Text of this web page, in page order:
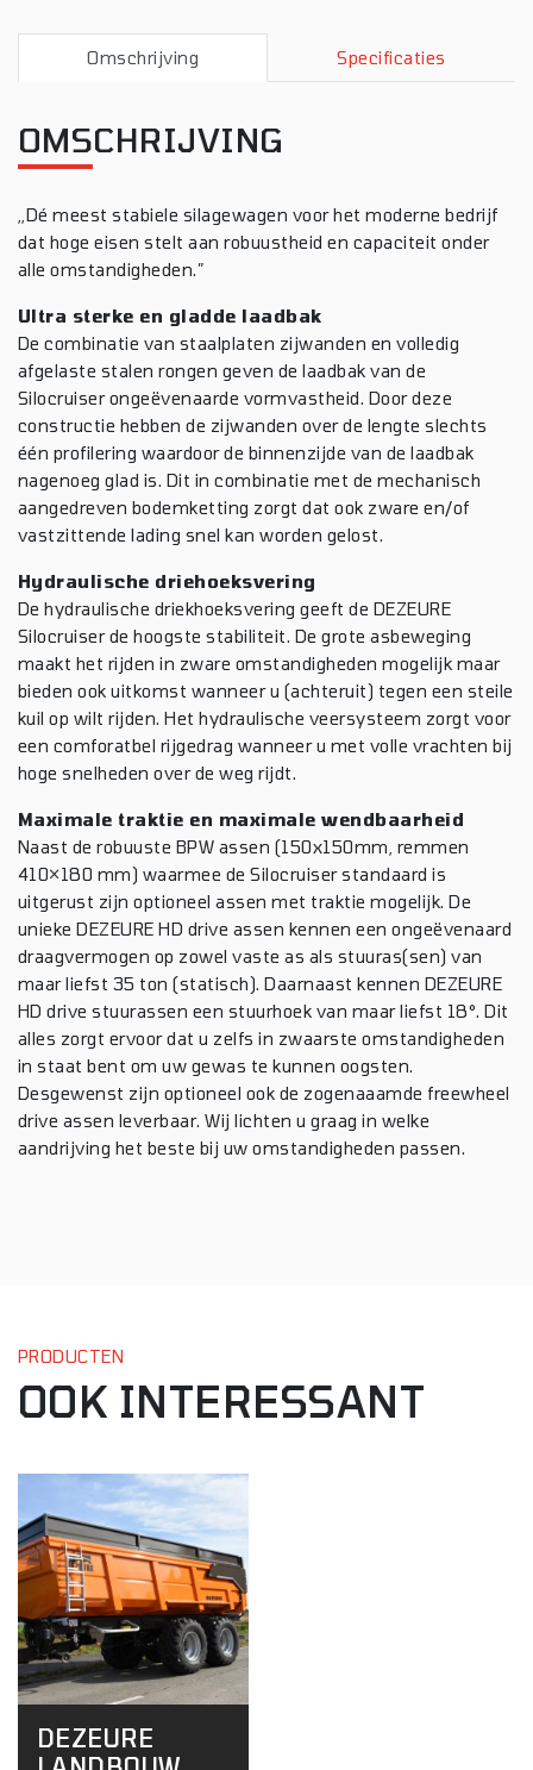
Omschrijving Specificaties
OMSCHRIJVING
,,Dé meest stabiele silagewagen voor het moderne bedrijf
dat hoge eisen stelt aan robuustheid en capaciteit onder
alle omstandigheden.”
Ultra sterke en gladde laadbak
De combinatie van staalplaten zijwanden en volledig
afgelaste stalen rongen geven de laadbak van de
Silocruiser ongeëvenaarde vormvastheid. Door deze
constructie hebben de zijwanden over de lengte slechts
één profilering waardoor de binnenzijde van de laadbak
nagenoeg glad is. Dit in combinatie met de mechanisch
aangedreven bodemketting zorgt dat ook zware en/of
vastzittende lading snel kan worden gelost.
Hydraulische driehoeksvering
De hydraulische driekhoeksvering geeft de DEZEURE
Silocruiser de hoogste stabiliteit. De grote asbeweging
maakt het rijden in zware omstandigheden mogelijk maar
bieden ook uitkomst wanneer u (achteruit) tegen een steile
kuil op wilt rijden. Het hydraulische veersysteem zorgt voor
een comforatbel rijgedrag wanneer u met volle vrachten bij
hoge snelheden over de weg rijdt.
Maximale traktie en maximale wendbaarheid
Naast de robuuste BPW assen (150x150mm, remmen
410×180 mm) waarmee de Silocruiser standaard is
uitgerust zijn optioneel assen met traktie mogelijk. De
unieke DEZEURE HD drive assen kennen een ongeëvenaard
draagvermogen op zowel vaste as als stuuras(sen) van
maar liefst 35 ton (statisch). Daarnaast kennen DEZEURE
HD drive stuurassen een stuurhoek van maar liefst 18°. Dit
alles zorgt ervoor dat u zelfs in zwaarste omstandigheden
in staat bent om uw gewas te kunnen oogsten.
Desgewenst zijn optioneel ook de zogenaaamde freewheel
drive assen leverbaar. Wij lichten u graag in welke
aandrijving het beste bij uw omstandigheden passen.
PRODUCTEN
OOK INTERESSANT
DEZEURE